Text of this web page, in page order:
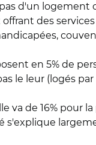
d'un logement
des
en 5% de
le leur (logés
va de 16% pour
s'explique